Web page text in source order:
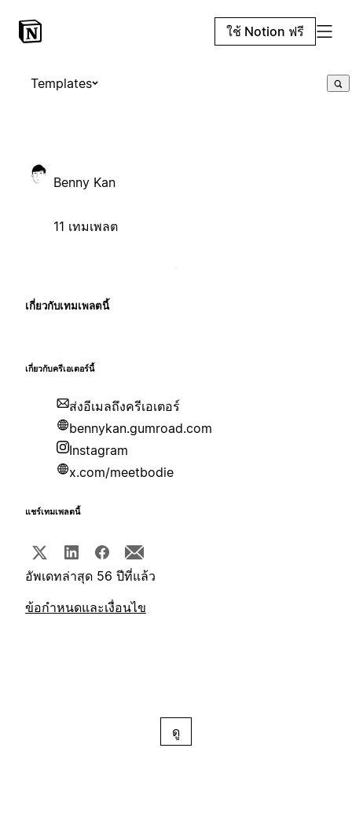
ใช้ Notion ฟรี
Templates
Benny Kan
11 เทมเพลต
เกี่ยวกับเทมเพลตนี้
เกี่ยวกับครีเอเตอร์นี้
ส่งอีเมลถึงครีเอเตอร์
bennykan.gumroad.com
Instagram
x.com/meetbodie
แชร์เทมเพลตนี้
อัพเดทล่าสุด 56 ปีที่แล้ว
ข้อกำหนดและเงื่อนไข
ดู